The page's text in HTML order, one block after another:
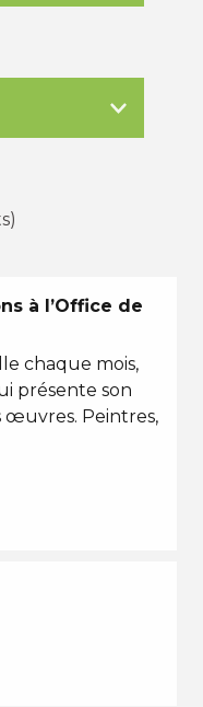
à l’Office de
chaque mois,
présente son
œuvres. Peintres,